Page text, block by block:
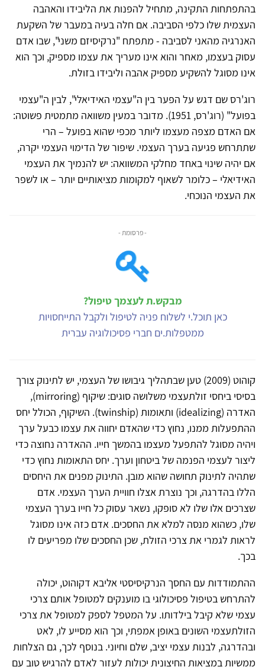
בהתפתחות התקינה, מתחיל להפנות את הליבידו והאהבה
העצמית שלו כלפי הסביבה. אם חלה בעיה במעבר של השקעת
האנרגיה מהאני לסביבה - מתפתח "נרקיסיזם משני", שבו אדם
עסוק בעצמו, מאחר והוא אינו מעריך את עצמו מספיק, וכך הוא
אינו מסוגל להשקיע מספיק אהבה וליבידו בזולת.
רוג'רס שם דגש על הפער בין ה"עצמי האידיאלי", לבין ה"עצמי
בפועל" (רוג'רס, 1951). מדובר במעין משוואה מתמטית פשוטה:
אם האדם מצפה מעצמו ליותר מכפי שהוא בפועל – הרי
שתתרחש פגיעה בערך העצמי. שיפור של הדימוי העצמי יקרה,
אם יהיה שינוי באחד מחלקי המשוואה: יש להנמיך את העצמי
האידיאלי – כלומר לשאוף למקומות מציאותיים יותר – או לשפר
את העצמי הנוכחי.
- פרסומת -
מבקש.ת לעצמך טיפול?
כאן תוכל.י לשלוח פניה לטיפול ולקבל התייחסויות
ממטפלות.ים חברי פסיכולוגיה עברית
קוהוט (2009) טען שבתהליך גיבושו של העצמי, יש לתינוק צורך
בסיסי ביחסי זולתעצמי משלושה סוגים: שיקוף (mirroring),
האדרה (idealizing) ותאומות (twinship). השיקוף, הכולל יחס
ההתפעלות ממנו, נחוץ כדי שהאדם יחווה את עצמו כבעל ערך
ויהיה מסוגל להתפעל מעצמו בהמשך חייו. ההאדרה נחוצה כדי
ליצור לעצמי הפנמה של ביטחון וערך. יחס התאומות נחוץ כדי
שתהיה לתינוק תחושה שהוא מובן. התינוק מפנים את היחסים
הללו בהדרגה, וכך נוצרת אצלו חוויית הערך העצמי. אדם
שצרכים אלו שלו לא סופקו, נשאר עסוק כל חייו בערך העצמי
שלו, כשהוא מנסה למלא את החסכים. אדם כזה אינו מסוגל
לראות לגמרי את צרכי הזולת, שכן החסכים שלו מפריעים לו
בכך.
ההתמודדות עם החסך הנרקיסיסטי אליבא דקוהוט, יכולה
להתרחש בטיפול פסיכולוגי בו מוענקים למטופל אותם צרכי
עצמי שלא קיבל בילדותו. על המטפל לספק למטופל את צרכי
הזולתעצמי השונים באופן אמפתי, וכך הוא מסייע לו, לאט
ובהדרגה, לבנות עצמי יציב, שלם וחיוני. בנוסף לכך, גם הצלחות
ממשיות במציאות החיצונית יכולות לעזור לאדם להרגיש טוב עם